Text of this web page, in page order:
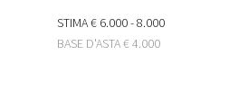
STIMA€ 6.000 - 8.000
BASE D'ASTA€ 4.000